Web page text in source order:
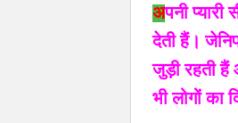
अपनी
देती हैं।
जुड़ी रहती
भी लोगों का